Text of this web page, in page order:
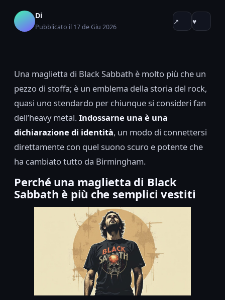
Di
Pubblicato il 17 de Giu 2026
↗ ♥
Una maglietta di Black Sabbath è molto più che un
pezzo di stoffa; è un emblema della storia del rock,
quasi uno stendardo per chiunque si consideri fan
dell’heavy metal.Indossarne una è una
dichiarazione di identità, un modo di connettersi
direttamente con quel suono scuro e potente che
ha cambiato tutto da Birmingham.
Perché una maglietta di Black
Sabbath è più che semplici vestiti